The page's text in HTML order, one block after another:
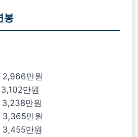
봉
2,966만원
만원
만원
3,365만원
3,455만원